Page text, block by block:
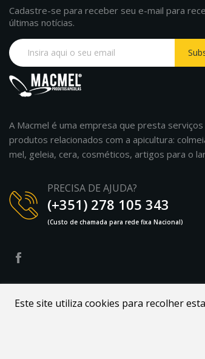
Este site utiliza cookies para recolher
Cadastre-se para receber seu e-mail para
últimas notícias.
A Macmel é uma empresa que presta
produtos relacionados com a apicultura:
mel, geleia, cera, cosméticos, artigos para o
PRECISA DE AJUDA?
(+351) 278 105 343
(Custo de chamada para rede fixa Nacional)
Desenvolvido porWebdouro . Loja Online para